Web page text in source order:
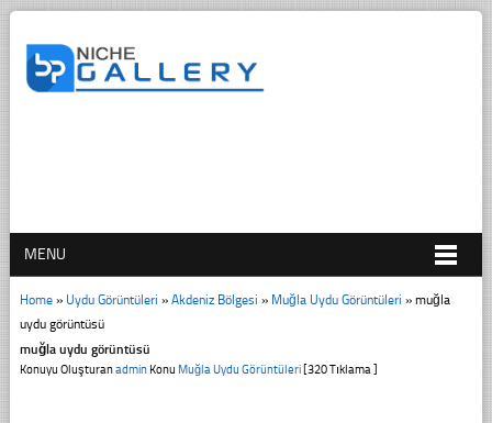
MENU
Home» Uydu Görüntüleri » Akdeniz Bölgesi » Muğla Uydu Görüntüleri » muğla
uydu görüntüsü
muğla uydu görüntüsü
Konuyu OluşturanadminKonu Muğla Uydu Görüntüleri[320 Tıklama ]